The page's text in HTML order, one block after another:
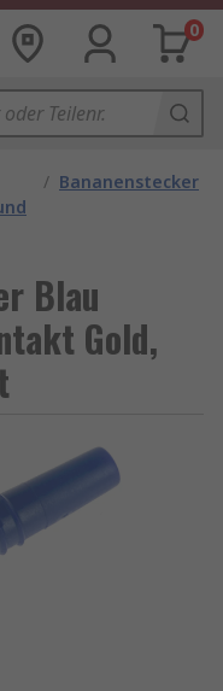
0
/ Bananenstecker
Blau
Gold,